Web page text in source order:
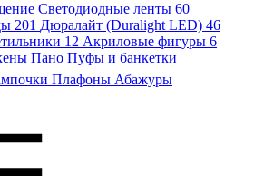
Светодиодные ленты 60
201 Дюралайт (Duralight LED) 46
12 Акриловые фигуры 6
Пано Пуфы и банкетки
Плафоны Абажуры